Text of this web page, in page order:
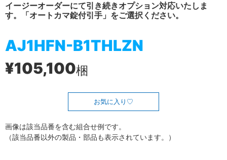
イージーオーダーにて引き続きオプション対応いたしま
す。「オートカマ錠付引手」をご選択ください。
AJ1HFN-B1THLZN
¥105,100梱
お気に入り
画像は該当品番を含む組合せ例です。
（該当品番以外の製品・部品も表示されています。）